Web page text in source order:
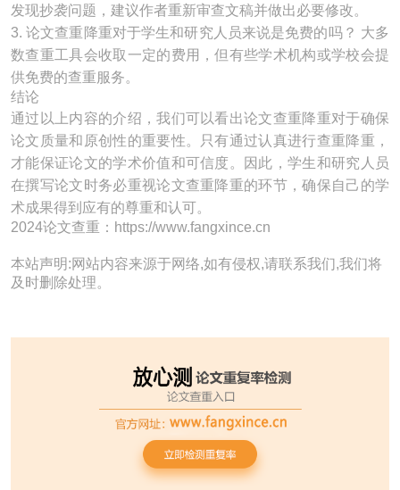
发现抄袭问题，建议作者重新审查文稿并做出必要修改。
3. 论文查重降重对于学生和研究人员来说是免费的吗？ 大多
数查重工具会收取一定的费用，但有些学术机构或学校会提
供免费的查重服务。
结论
通过以上内容的介绍，我们可以看出论文查重降重对于确保
论文质量和原创性的重要性。只有通过认真进行查重降重，
才能保证论文的学术价值和可信度。因此，学生和研究人员
在撰写论文时务必重视论文查重降重的环节，确保自己的学
术成果得到应有的尊重和认可。
2024论文查重：https://www.fangxince.cn
本站声明:网站内容来源于网络,如有侵权,请联系我们,我们将
及时删除处理。